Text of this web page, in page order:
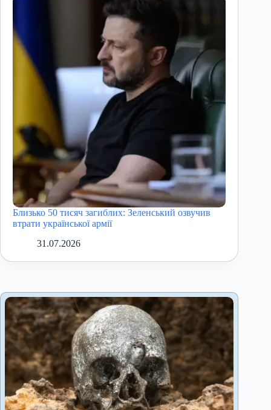
Близько 50 тисяч загиблих: Зеленський озвучив
втрати української армії
31.07.2026